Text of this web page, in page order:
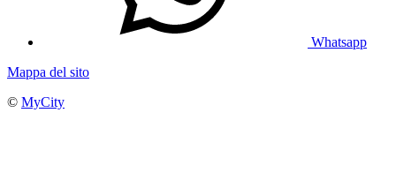
Whatsapp
Mappa del sito
© MyCity